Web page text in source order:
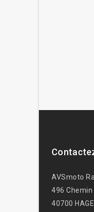
AVSmoto
496 Chemin
40700